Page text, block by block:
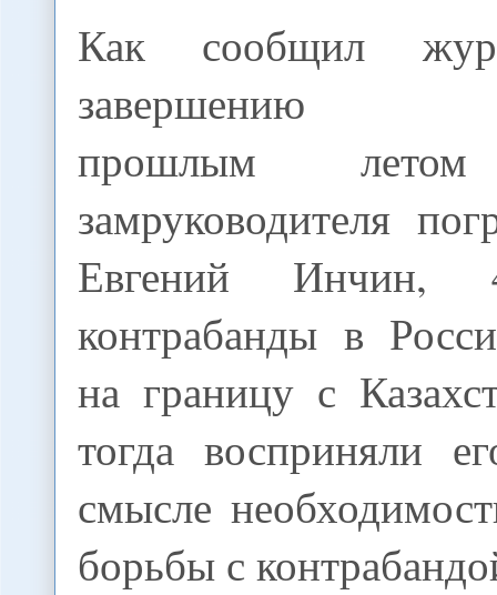
Как сообщил
завершению
прошлым летом
замруководителя
Евгений Инчин,
контрабанды в
на границу с
тогда восприняли
смысле
борьбы с